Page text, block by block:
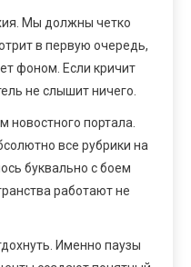
Мы должны четко
в первую очередь,
фоном. Если кричит
не слышит ничего.
новостного портала.
все рубрики на
буквально с боем
работают не
Именно паузы